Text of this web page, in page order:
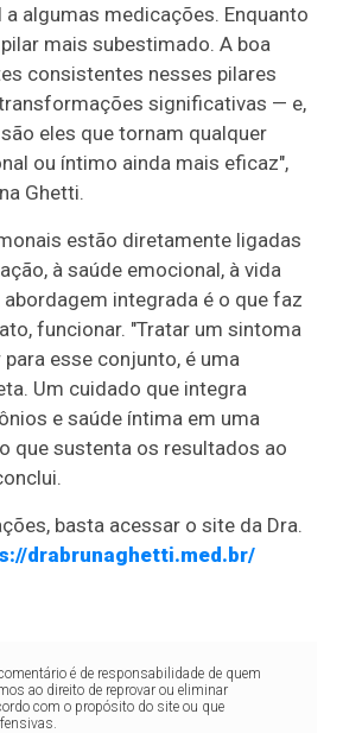
algumas medicações. Enquanto
mais subestimado. A boa
consistentes nesses pilares
significativas — e,
eles que tornam qualquer
ou íntimo ainda mais eficaz",
Ghetti.
estão diretamente ligadas
à saúde emocional, à vida
abordagem integrada é o que faz
funcionar. "Tratar um sintoma
esse conjunto, é uma
Um cuidado que integra
e saúde íntima em uma
que sustenta os resultados ao
basta acessar o site da Dra.
drabrunaghetti.med.br/
é de responsabilidade de quem
ao direito de reprovar ou eliminar
com o propósito do site ou que